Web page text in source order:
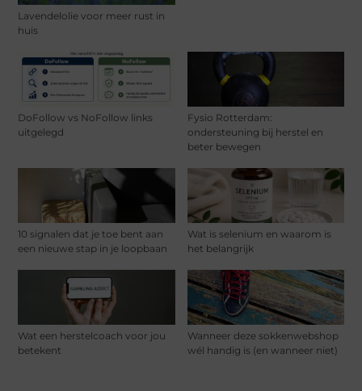
Lavendelolie voor meer rust in
huis
DoFollow vs NoFollow links
uitgelegd
Fysio Rotterdam:
ondersteuning bij herstel en
beter bewegen
10 signalen dat je toe bent aan
een nieuwe stap in je loopbaan
Wat is selenium en waarom is
het belangrijk
Wat een herstelcoach voor jou
betekent
Wanneer deze sokkenwebshop
wél handig is (en wanneer niet)